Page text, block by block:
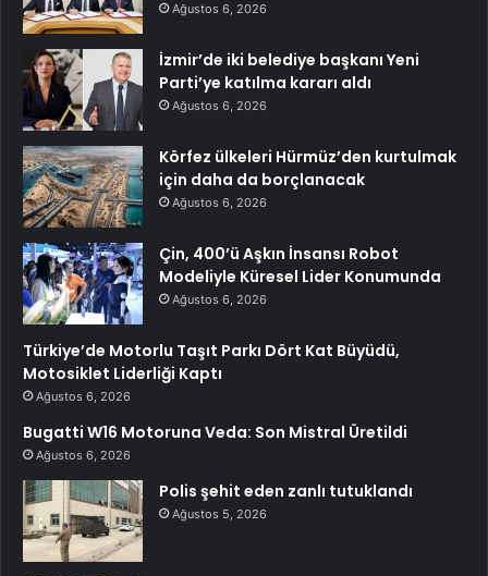
Ağustos 6, 2026
İzmir’de iki belediye başkanı Yeni
Parti’ye katılma kararı aldı
Ağustos 6, 2026
Körfez ülkeleri Hürmüz’den kurtulmak
için daha da borçlanacak
Ağustos 6, 2026
Çin, 400’ü Aşkın İnsansı Robot
Modeliyle Küresel Lider Konumunda
Ağustos 6, 2026
Türkiye’de Motorlu Taşıt Parkı Dört Kat Büyüdü,
Motosiklet Liderliği Kaptı
Ağustos 6, 2026
Bugatti W16 Motoruna Veda: Son Mistral Üretildi
Ağustos 6, 2026
Polis şehit eden zanlı tutuklandı
Ağustos 5, 2026